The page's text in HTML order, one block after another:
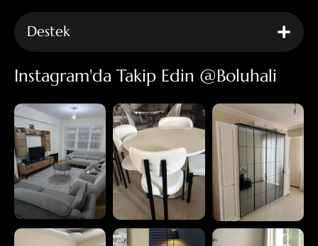
Destek
Instagram'da Takip Edin @boluhali